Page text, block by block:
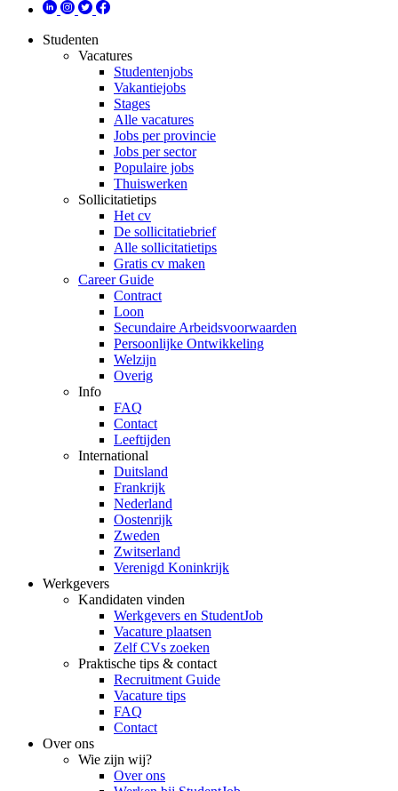
Studenten
Vacatures
Studentenjobs
Vakantiejobs
Stages
Alle vacatures
Jobs per provincie
Jobs per sector
Populaire jobs
Thuiswerken
Sollicitatietips
Het cv
De sollicitatiebrief
Alle sollicitatietips
Gratis cv maken
Career Guide
Contract
Loon
Secundaire Arbeidsvoorwaarden
Persoonlijke Ontwikkeling
Welzijn
Overig
Info
FAQ
Contact
Leeftijden
International
Duitsland
Frankrijk
Nederland
Oostenrijk
Zweden
Zwitserland
Verenigd Koninkrijk
Werkgevers
Kandidaten vinden
Werkgevers en StudentJob
Vacature plaatsen
Zelf CVs zoeken
Praktische tips & contact
Recruitment Guide
Vacature tips
FAQ
Contact
Over ons
Wie zijn wij?
Over ons